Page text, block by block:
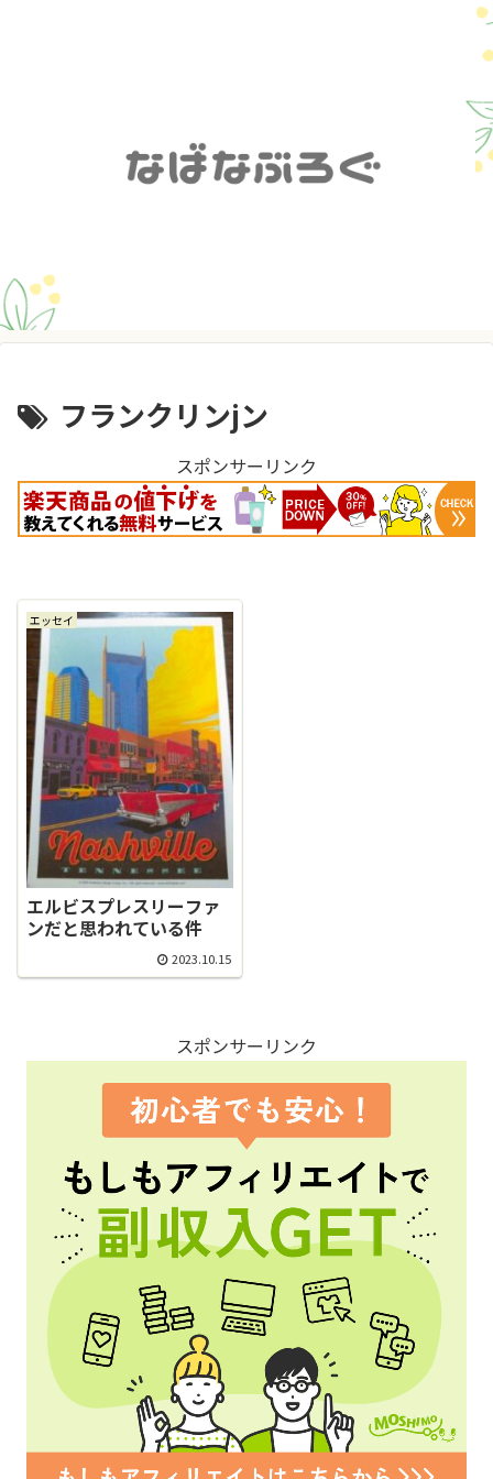
フランクリンjン
スポンサーリンク
エッセイ
エルビスプレスリーファ
ンだと思われている件
2023.10.15
スポンサーリンク